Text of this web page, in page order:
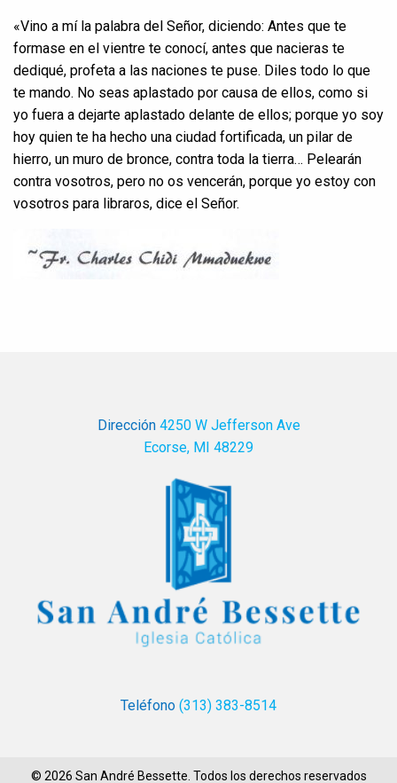
«Vino a mí la palabra del Señor, diciendo: Antes que te
formase en el vientre te conocí, antes que nacieras te
dediqué, profeta a las naciones te puse. Diles todo lo que
te mando. No seas aplastado por causa de ellos, como si
yo fuera a dejarte aplastado delante de ellos; porque yo soy
hoy quien te ha hecho una ciudad fortificada, un pilar de
hierro, un muro de bronce, contra toda la tierra… Pelearán
contra vosotros, pero no os vencerán, porque yo estoy con
vosotros para libraros, dice el Señor.
Dirección 4250 W Jefferson Ave
Ecorse, MI 48229
Teléfono (313) 383-8514
© 2026 San André Bessette. Todos los derechos reservados